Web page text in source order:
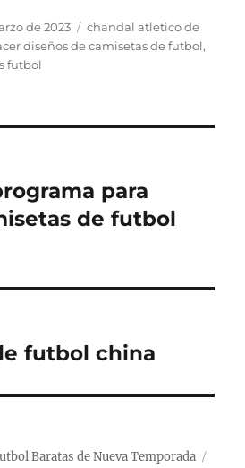
de 2023 Etiquetas
chandal atletico de
diseños de camisetas de futbol,
futbol
para
de futbol
futbol china
Baratas de Nueva Temporada